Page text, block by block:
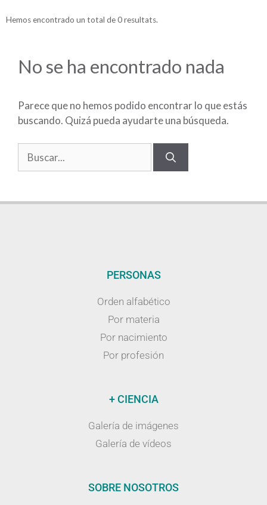
Hemos encontrado un total de 0 resultats.
No se ha encontrado nada
Parece que no hemos podido encontrar lo que estás
buscando. Quizá pueda ayudarte una búsqueda.
PERSONAS
Orden alfabético
Por materia
Por nacimiento
Por profesión
+ CIENCIA
Galería de imágenes
Galería de vídeos
SOBRE NOSOTROS